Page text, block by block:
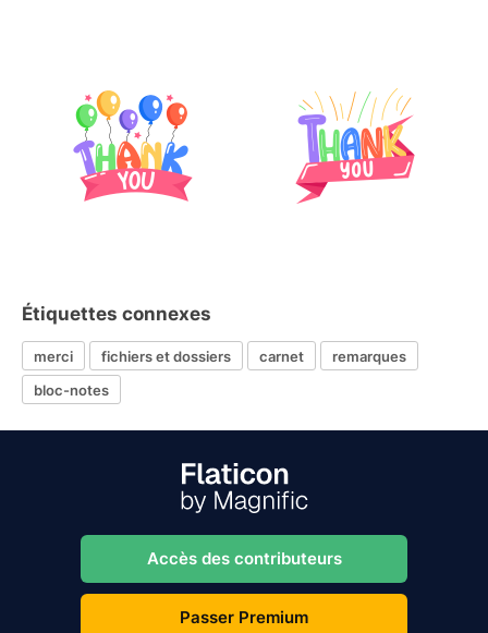
Étiquettes connexes
merci fichiers et dossiers carnet
remarques
bloc-notes
Accès des contributeurs
Passer Premium